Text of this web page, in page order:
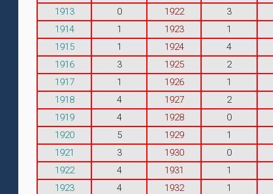
1913
0 1922
3
1914
1 1923
1
1915
1 1924
4
1916
3 1925
2
1917
1 1926
1
1918
4 1927
2
1919
4 1928
0
1920
5 1929
1
1921
3 1930
0
1922
4 1931
1
1923
4 1932
1